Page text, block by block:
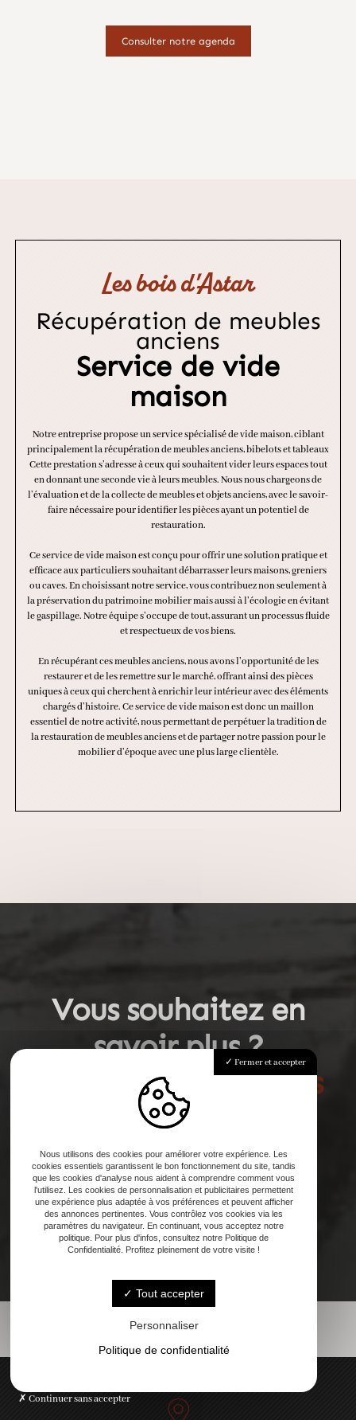
Consulter notre agenda
Les bois d'Astar
Récupération de meubles
anciens
Service de vide
maison
Notre entreprise propose un service spécialisé de vide maison, ciblant
principalement la récupération de meubles anciens, bibelots et tableaux
Cette prestation s’adresse à ceux qui souhaitent vider leurs espaces tout
en donnant une seconde vie à leurs meubles. Nous nous chargeons de
l’évaluation et de la collecte de meubles et objets anciens, avec le savoir-
faire nécessaire pour identifier les pièces ayant un potentiel de
restauration.
Ce service de vide maison est conçu pour offrir une solution pratique et
efficace aux particuliers souhaitant débarrasser leurs maisons, greniers
ou caves. En choisissant notre service, vous contribuez non seulement à
la préservation du patrimoine mobilier mais aussi à l’écologie en évitant
le gaspillage. Notre équipe s’occupe de tout, assurant un processus fluide
et respectueux de vos biens.
En récupérant ces meubles anciens, nous avons l’opportunité de les
restaurer et de les remettre sur le marché, offrant ainsi des pièces
uniques à ceux qui cherchent à enrichir leur intérieur avec des éléments
chargés d’histoire. Ce service de vide maison est donc un maillon
essentiel de notre activité, nous permettant de perpétuer la tradition de
la restauration de meubles anciens et de partager notre passion pour le
mobilier d’époque avec une plus large clientèle.
Vous souhaitez en
savoir plus ?
Contactez-nous dès
maintenant !
Fermer et accepter
Nous utilisons des cookies pour améliorer votre expérience. Les
cookies essentiels garantissent le bon fonctionnement du site, tandis
que les cookies d'analyse nous aident à comprendre comment vous
l'utilisez. Les cookies de personnalisation et publicitaires permettent
une expérience plus adaptée à vos préférences et peuvent afficher
des annonces pertinentes. Vous contrôlez vos cookies via les
paramètres du navigateur. En continuant, vous acceptez notre
politique. Pour plus d'infos, consultez notre Politique de
Confidentialité. Profitez pleinement de votre visite !
Tout accepter
Personnaliser
Politique de confidentialité
Continuer sans accepter